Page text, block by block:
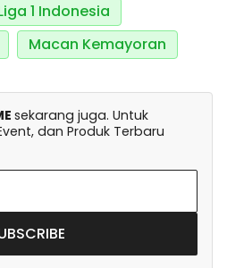
1 Indonesia
Macan Kemayoran
sekarang juga. Untuk
dan Produk Terbaru